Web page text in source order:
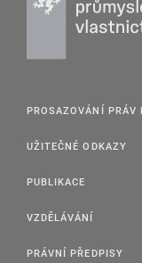
PROSAZOVÁNÍ PRÁV
UŽITEČNÉ ODKAZY
PUBLIKACE
VZDĚLÁVÁNÍ
PRÁVNÍ PŘEDPISY